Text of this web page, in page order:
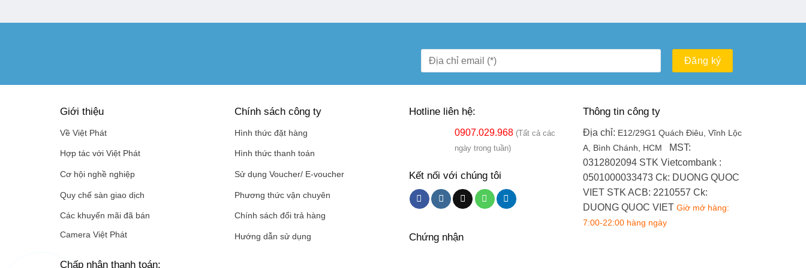
Giới thiệu
Về Việt Phát
Hợp tác với Việt Phát
Cơ hội nghề nghiệp
Quy chế sàn giao dịch
Các khuyến mãi đã bán
Camera Việt Phát
Chính sách công ty
Hình thức đặt hàng
Hình thức thanh toán
Sử dụng Voucher/ E-voucher
Phương thức vận chuyên
Chính sách đổi trả hàng
Hướng dẫn sử dụng
Chấp nhận thanh toán:
Hotline liên hệ:
0907.029.968 (Tất cả các
ngày trong tuần)
Kết nối với chúng tôi
Chứng nhận
Thông tin công ty
Địa chỉ: E12/29G1 Quách Điêu, Vĩnh Lộc
A, Bình Chánh, HCM
MST:
0312802094 STK Vietcombank :
0501000033473Ck: DUONG QUOC
VIET STK ACB: 2210557 Ck:
DUONG QUOC VIET Giờ mở hàng:
7:00-22:00 hàng ngày